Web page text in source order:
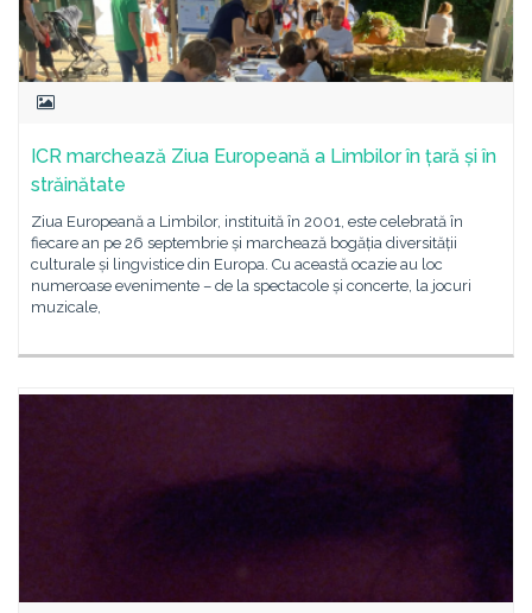
ICR marchează Ziua Europeană a Limbilor în țară și în
străinătate
Ziua Europeană a Limbilor, instituită în 2001, este celebrată în
fiecare an pe 26 septembrie și marchează bogăția diversității
culturale și lingvistice din Europa. Cu această ocazie au loc
numeroase evenimente – de la spectacole și concerte, la jocuri
muzicale,